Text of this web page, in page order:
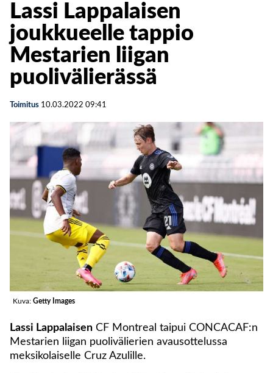
Lassi Lappalaisen
joukkueelle tappio
Mestarien liigan
puolivälierässä
Toimitus 10.03.2022 09:41
Kuva: Getty Images
Lassi Lappalaisen CF Montreal taipui CONCACAF:n
Mestarien liigan puolivälierien avausottelussa
meksikolaiselle Cruz Azulille.